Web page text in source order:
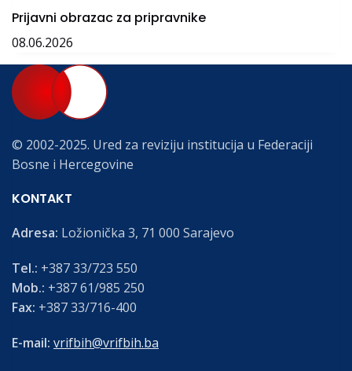
Prijavni obrazac za pripravnike
08.06.2026
© 2002-2025. Ured za reviziju institucija u Federaciji
Bosne i Hercegovine
KONTAKT
Adresa: Ložionička 3, 71 000 Sarajevo
Tel.: +387 33/723 550
Mob.: +387 61/985 250
Fax: +387 33/716-400
E-mail: vrifbih@vrifbih.ba